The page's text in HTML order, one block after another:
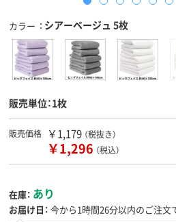
カラー シアーベージュ 5枚
販売単位：1枚
販売価格 ￥1,179 （税抜き）
￥1,296 （税込）
在庫： あり
お届け日： 今から1時間26分以内のご注文